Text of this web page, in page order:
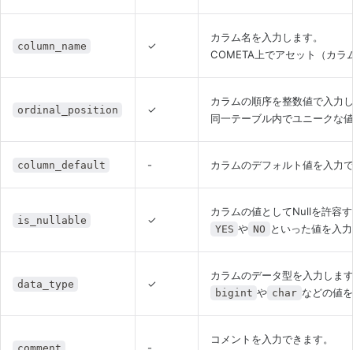
column_name ✓
カラム名を入力します。
COMETA上でアセット（カラ
ordinal_position ✓
カラムの順序を整数値で入力
同一テーブル内でユニークな
column_default - カラムのデフォルト値を入力
is_nullable ✓
カラムの値としてNullを許容
YES や NO といった値を入
data_type ✓
カラムのデータ型を入力しま
bigint や char などの値
コメントを入力できます。